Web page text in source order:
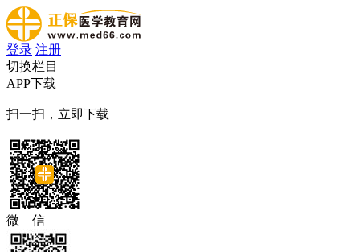
登录 注册
切换栏目
APP下载
扫一扫，立即下载
微 信